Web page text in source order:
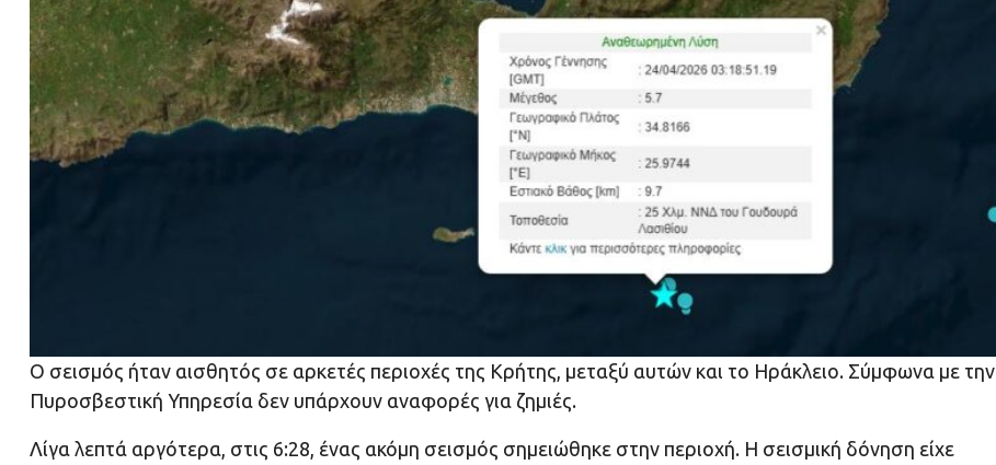
Ο σεισμός ήταν αισθητός σε αρκετές περιοχές της Κρήτης, μεταξύ αυτών και το Ηράκλειο. Σύμφωνα με την
Πυροσβεστική Υπηρεσία δεν υπάρχουν αναφορές για ζημιές.
Λίγα λεπτά αργότερα, στις 6:28, ένας ακόμη σεισμός σημειώθηκε στην περιοχή. Η σεισμική δόνηση είχε